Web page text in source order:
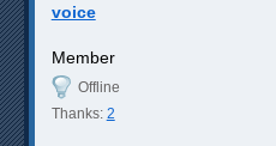
voice
Member
Offline
Thanks: 2